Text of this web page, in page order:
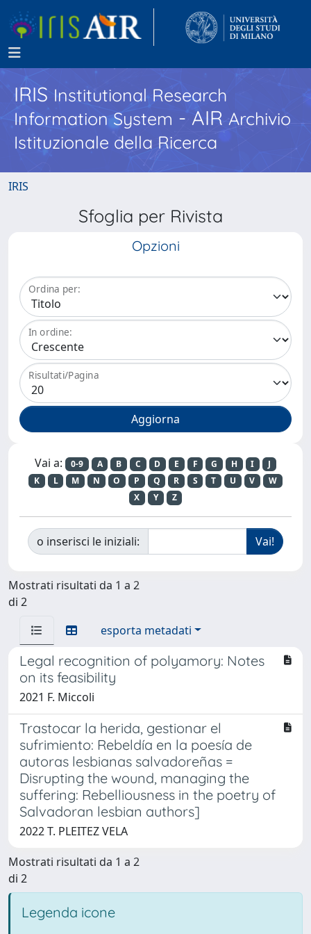
IRISInstitutional Research
Information System - AIR Archivio
Istituzionale della Ricerca
IRIS
Sfoglia per Rivista
Opzioni
Ordina per:
In ordine:
Risultati/Pagina
Vai a: 0-9 A B C D E F G H I
J
K
L M N O P Q R S T U V
W
X
Y Z
o inserisci le iniziali:
Mostrati risultati da 1 a 2
di 2
esporta metadati
Legal recognition of polyamory: Notes
on its feasibility
2021 F. Miccoli
Trastocar la herida, gestionar el
sufrimiento: Rebeldía en la poesía de
autoras lesbianas salvadoreñas =
Disrupting the wound, managing the
suffering: Rebelliousness in the poetry of
Salvadoran lesbian authors]
2022 T. PLEITEZ VELA
Mostrati risultati da 1 a 2
di 2
Legenda icone